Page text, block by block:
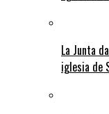
La Junta
iglesia de